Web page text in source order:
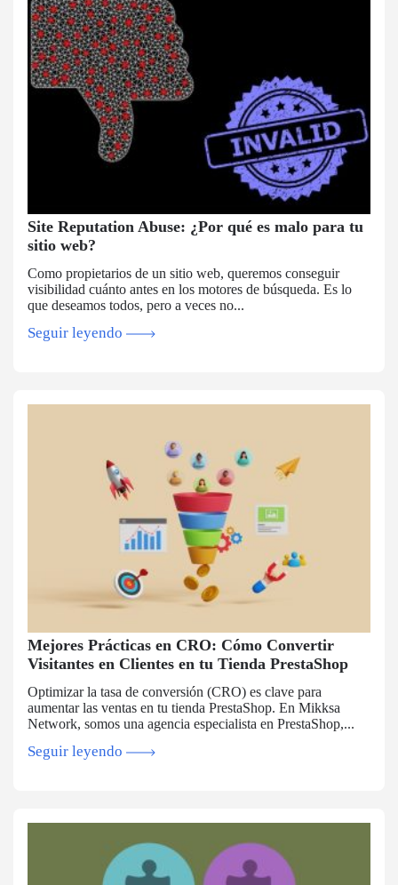
Site Reputation Abuse: ¿Por qué es malo para tu
sitio web?
Como propietarios de un sitio web, queremos conseguir
visibilidad cuánto antes en los motores de búsqueda. Es lo
que deseamos todos, pero a veces no...
Seguir leyendo
Mejores Prácticas en CRO: Cómo Convertir
Visitantes en Clientes en tu Tienda PrestaShop
Optimizar la tasa de conversión (CRO) es clave para
aumentar las ventas en tu tienda PrestaShop. En Mikksa
Network, somos una agencia especialista en PrestaShop,...
Seguir leyendo